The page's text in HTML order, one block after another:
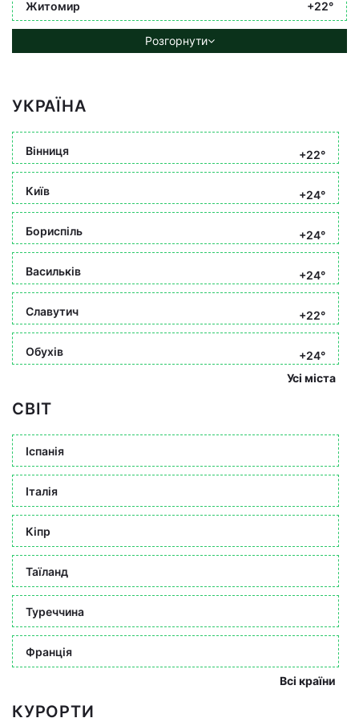
Житомир +22°
Розгорнути
УКРАЇНА
Вінниця +22°
Київ +24°
Бориспіль +24°
Васильків +24°
Славутич +22°
Обухів
+24°
Усі міста
СВІТ
Іспанія
Італія
Кіпр
Таїланд
Туреччина
Франція
Всі країни
КУРОРТИ